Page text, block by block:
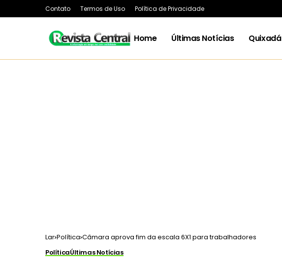
Contato Termos de Uso Política de Privacidade
Home Últimas Notícias Quixadá
Lar Política Câmara aprova fim da escala 6X1 para trabalhadores
PolíticaÚltimas Notícias